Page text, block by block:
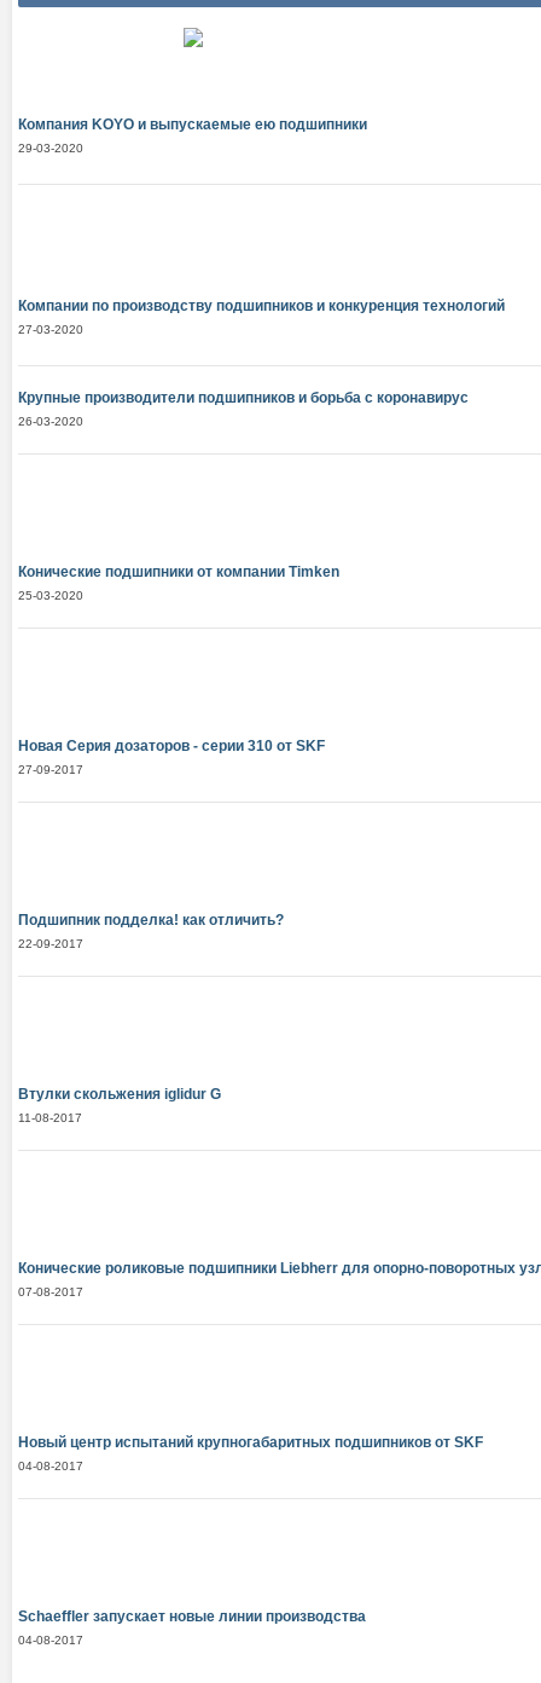
Компания KOYO и выпускаемые ею подшипники
29-03-2020
Компании по производству подшипников и конкуренция технологий
27-03-2020
Крупные производители подшипников и борьба с коронавирус
26-03-2020
Конические подшипники от компании Тimken
25-03-2020
Новая Серия дозаторов - серии 310 от SKF
27-09-2017
Подшипник подделка! как отличить?
22-09-2017
Втулки скольжения iglidur G
11-08-2017
Конические роликовые подшипники Liebherr для опорно-поворотных
07-08-2017
Новый центр испытаний крупногабаритных подшипников от SKF
04-08-2017
Schaeffler запускает новые линии производства
04-08-2017